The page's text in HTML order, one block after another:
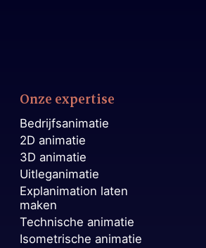
Onze expertise
Bedrijfsanimatie
2D animatie
3D animatie
Uitleganimatie
Explanimation laten
maken
Technische animatie
Isometrische animatie